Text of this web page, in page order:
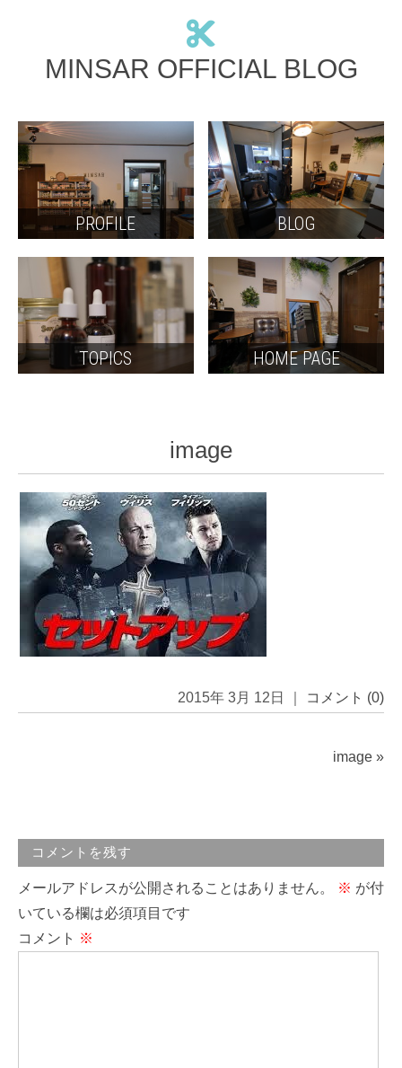
MINSAR OFFICIAL BLOG
PROFILE BLOG
TOPICS HOME PAGE
image
2015年 3月 12日 ｜ コメント (0)
image »
コメントを残す
メールアドレスが公開されることはありません。 ※ が付
いている欄は必須項目です
コメント ※